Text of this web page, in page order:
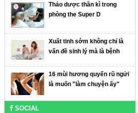
Thảo dược thần kì trong
phòng the Super D
Xuất tinh sớm không chỉ là
vấn đề sinh lý mà là bệnh
16 mùi hương quyến rũ ngửi
là muốn "làm chuyện ấy"
SOCIAL